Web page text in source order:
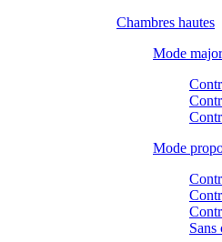
Chambres hautes
Mode
Mode
Sans